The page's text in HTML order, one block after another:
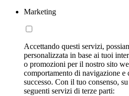
Marketing
Accettando questi servizi,
personalizzata in base ai tuoi
o promozioni per il nostro sito
comportamento di navigazione e
successo. Con il tuo consenso,
seguenti servizi di terze parti: